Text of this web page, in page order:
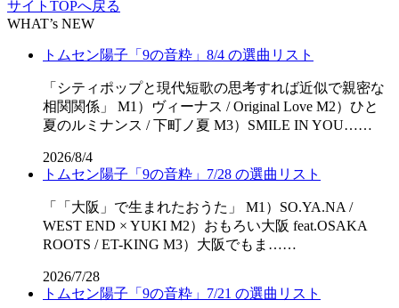
サイトTOPへ戻る
WHAT’s NEW
トムセン陽子「9の音粋」8/4 の選曲リスト
「シティポップと現代短歌の思考すれば近似で親密な
相関関係」 M1）ヴィーナス / Original Love M2）ひと
夏のルミナンス / 下町ノ夏 M3）SMILE IN YOU……
2026/8/4
トムセン陽子「9の音粋」7/28 の選曲リスト
「「⼤阪」で⽣まれたおうた」 M1）SO.YA.NA /
WEST END × YUKI M2）おもろい大阪 feat.OSAKA
ROOTS / ET-KING M3）大阪でもま……
2026/7/28
トムセン陽子「9の音粋」7/21 の選曲リスト